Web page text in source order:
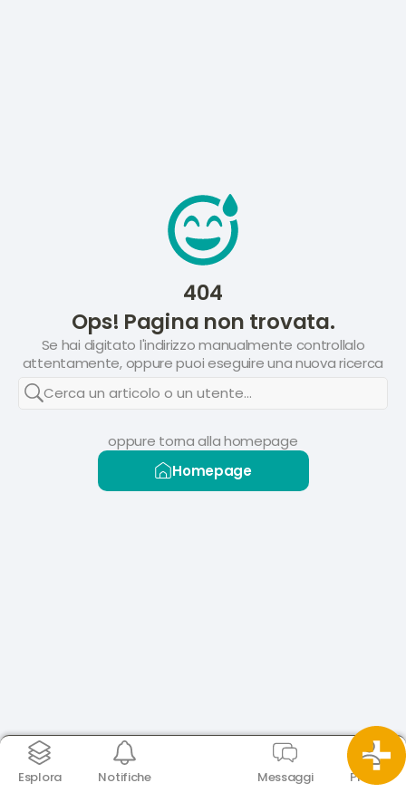
Esplora Notifiche Messaggi Profilo
404
Ops! Pagina non trovata.
Se hai digitato l'indirizzo manualmente controllalo
attentamente, oppure puoi eseguire una nuova ricerca
Cerca un articolo o un utente...
oppure torna alla homepage
Homepage